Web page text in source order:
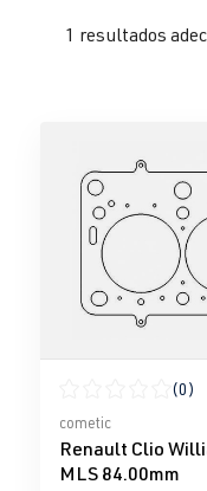
1 resultados
Calificación
(0)
cometic
Renault Clio
MLS 84.00mm